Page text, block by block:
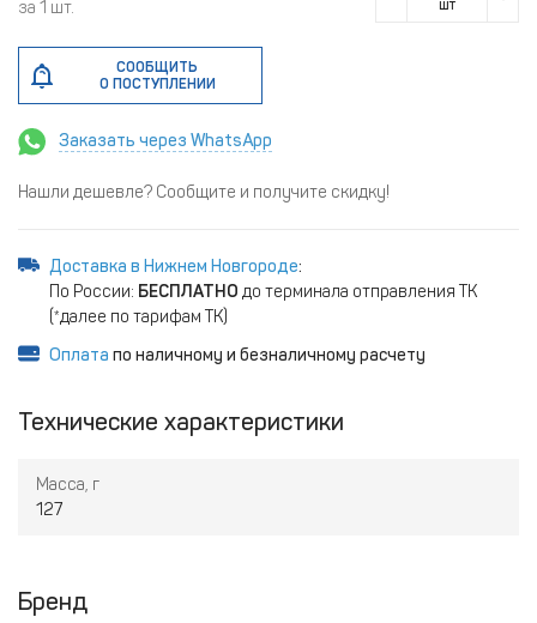
за 1 шт. шт
СООБЩИТЬ
О ПОСТУПЛЕНИИ
Заказать через WhatsApp
Нашли дешевле? Сообщите и получите скидку!
Доставка в Нижнем Новгороде:
По России: БЕСПЛАТНО до терминала отправления ТК
(*далее по тарифам ТК)
Оплата по наличному и безналичному расчету
Технические характеристики
Масса, г
127
Бренд